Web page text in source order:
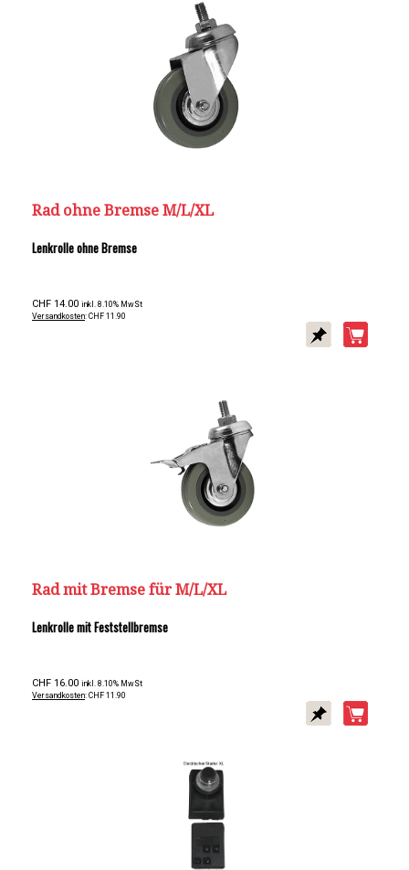
Rad ohne Bremse M/L/XL
Lenkrolle ohne Bremse
CHF 14.00 inkl. 8.10% MwSt
Versandkosten: CHF 11.90
Rad mit Bremse für M/L/XL
Lenkrolle mit Feststellbremse
CHF 16.00 inkl. 8.10% MwSt
Versandkosten: CHF 11.90